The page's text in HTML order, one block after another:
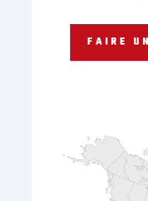
FAIRE